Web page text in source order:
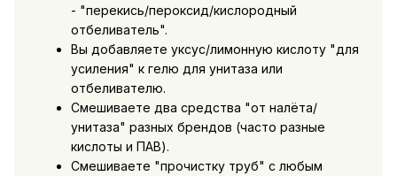
- "перекись/пероксид/кислородный
отбеливатель".
Вы добавляете уксус/лимонную кислоту "для
усиления" к гелю для унитаза или
отбеливателю.
Смешиваете два средства "от налёта/
унитаза" разных брендов (часто разные
кислоты и ПАВ).
Смешиваете "прочистку труб" с любым